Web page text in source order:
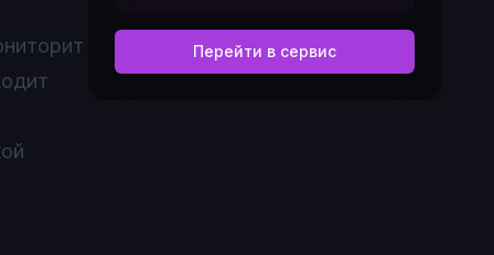
Перейти в сервис